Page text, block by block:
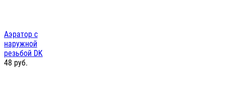
Аэратор с
наружной
резьбой DK
48 руб.